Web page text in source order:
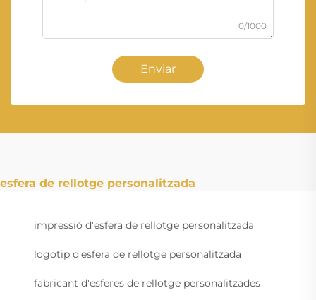
0/1000
Enviar
esfera de rellotge personalitzada
impressió d'esfera de rellotge personalitzada
logotip d'esfera de rellotge personalitzada
fabricant d'esferes de rellotge personalitzades